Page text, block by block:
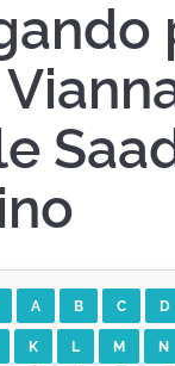
A B C D
K L M N